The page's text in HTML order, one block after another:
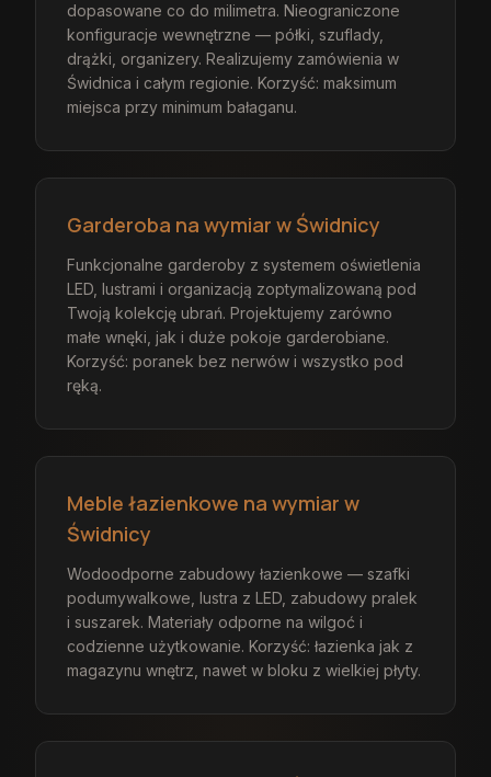
dopasowane co do milimetra. Nieograniczone
konfiguracje wewnętrzne — półki, szuflady,
drążki, organizery. Realizujemy zamówienia w
Świdnica i całym regionie. Korzyść: maksimum
miejsca przy minimum bałaganu.
Garderoba na wymiar w Świdnicy
Funkcjonalne garderoby z systemem oświetlenia
LED, lustrami i organizacją zoptymalizowaną pod
Twoją kolekcję ubrań. Projektujemy zarówno
małe wnęki, jak i duże pokoje garderobiane.
Korzyść: poranek bez nerwów i wszystko pod
ręką.
Meble łazienkowe na wymiar w
Świdnicy
Wodoodporne zabudowy łazienkowe — szafki
podumywalkowe, lustra z LED, zabudowy pralek
i suszarek. Materiały odporne na wilgoć i
codzienne użytkowanie. Korzyść: łazienka jak z
magazynu wnętrz, nawet w bloku z wielkiej płyty.